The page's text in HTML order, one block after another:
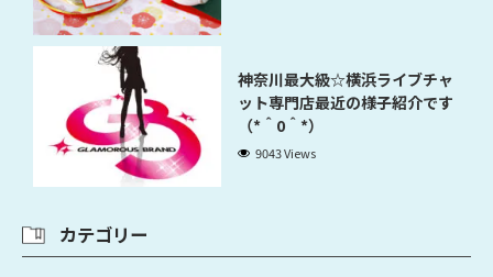
神奈川最大級☆横浜ライブチャ
ット専門店最近の様子紹介です
（*＾0＾*）
9043 Views
カテゴリー